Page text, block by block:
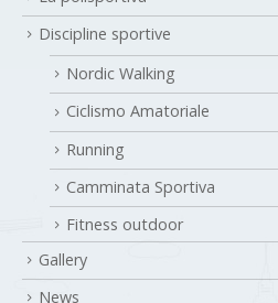
Discipline sportive
Nordic Walking
Ciclismo Amatoriale
Running
Camminata Sportiva
Fitness outdoor
Gallery
News